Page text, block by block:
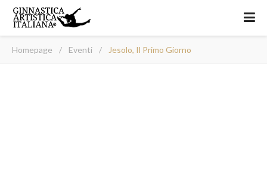
Homepage / Eventi / Jesolo, Il Primo Giorno